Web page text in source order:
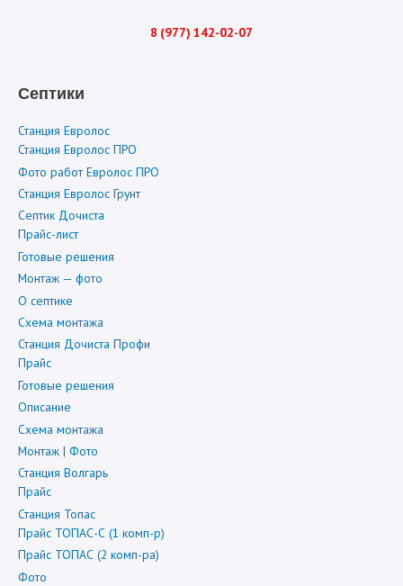
Септики
Станция Евролос
Станция Евролос ПРО
Фото работ Евролос ПРО
Станция Евролос Грунт
Септик Дочиста
Прайс-лист
Готовые решения
Монтаж — фото
О септике
Схема монтажа
Станция Дочиста Профи
Прайс
Готовые решения
Описание
Схема монтажа
Монтаж | Фото
Станция Волгарь
Прайс
Станция Топас
Прайс ТОПАС-С (1 комп-р)
Прайс ТОПАС (2 комп-ра)
Фото
8 (977) 142-02-07